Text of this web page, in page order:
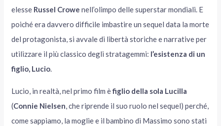
elesse Russel Crowe nell’olimpo delle superstar mondiali. E
poiché era davvero difficile imbastire un sequel data la morte
del protagonista, si avvale di libertà storiche e narrative per
utilizzare il più classico degli stratagemmi: l’esistenza di un
figlio, Lucio.
Lucio, in realtà, nel primo film èfiglio della sola Lucilla
(Connie Nielsen, che riprende il suo ruolo nel sequel) perché,
come sappiamo, la moglie e il bambino di Massimo sono stati